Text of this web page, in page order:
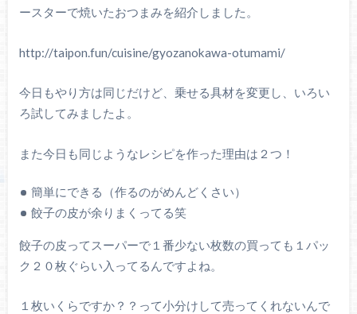
ースターで焼いたおつまみを紹介しました。
http://taipon.fun/cuisine/gyozanokawa-otumami/
今日もやり方は同じだけど、乗せる具材を変更し、いろい
ろ試してみましたよ。
また今日も同じようなレシピを作った理由は２つ！
簡単にできる（作るのがめんどくさい）
餃子の皮が余りまくってる笑
餃子の皮ってスーパーで１番少ない枚数の買っても１パッ
ク２０枚ぐらい入ってるんですよね。
１枚いくらですか？？って小分けして売ってくれないんで